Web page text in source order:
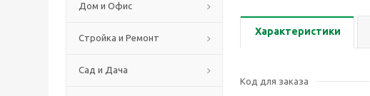
Дом и Офис
Стройка и Ремонт
Сад и Дача
Характеристики
Код для заказа